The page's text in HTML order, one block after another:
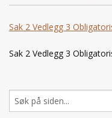
Sak 2 Vedlegg 3
Sak 2 Vedlegg 3
Søk
etter: